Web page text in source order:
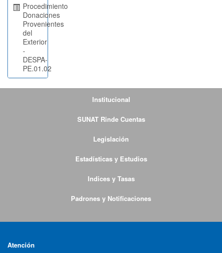
Procedimiento
Donaciones
Provenientes
del
Exterior
-
DESPA-
PE.01.02
Institucional
SUNAT Rinde Cuentas
Legislación
Estadísticas y Estudios
Indices y Tasas
Padrones y Notificaciones
Atención